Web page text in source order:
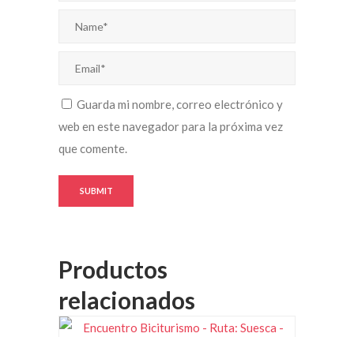
Guarda mi nombre, correo electrónico y
web en este navegador para la próxima vez
que comente.
Productos
relacionados